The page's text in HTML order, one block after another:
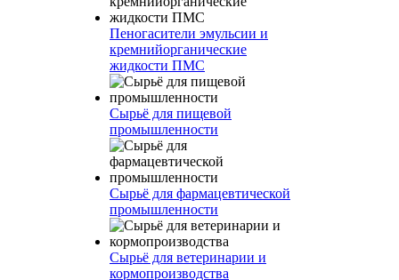
Пеногасители эмульсии и
кремнийорганические
жидкости ПМС
Сырьё для пищевой
промышленности
Сырьё для фармацевтической
промышленности
Сырьё для ветеринарии и
кормопроизводства